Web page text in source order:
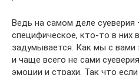
Ведь на самом деле суеверия
специфическое, кто-то в них
задумывается. Как мы с
и чаще всего не сами
эмоции и страхи. Так что